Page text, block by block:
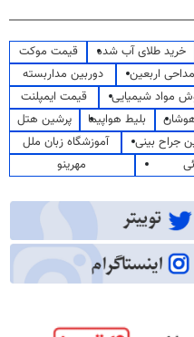
خرید طلای آب شده
قیمت موکت
مداحی اربعین
دوربین مداربسته
مواد شیمیایی
قیمت ایمپلنت
بلیط هواپیما
پرشین هتل
جراح بینی
آموزشگاه زبان ملل
مهرینو